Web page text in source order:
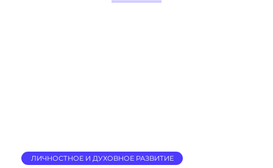
ЛИЧНОСТНОЕ И ДУХОВНОЕ РАЗВИТИЕ